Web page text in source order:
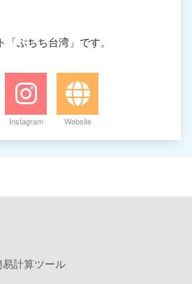
ぷちち台湾」です。
Instagram Website
計算ツール